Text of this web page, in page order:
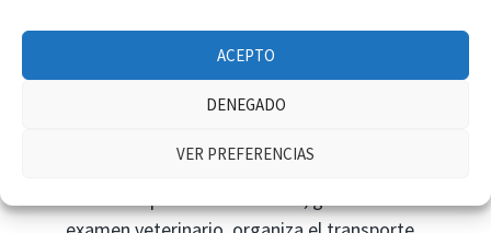
ACEPTO
DENEGADO
VER PREFERENCIAS
Variante muy frecuente: comprador
español, vendedor alemán, pero la
operación se cierra a través de un mediador
comercial de raza) con sede en España. El